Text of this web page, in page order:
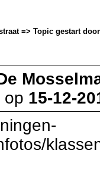
=> Topic gestart
op 15-12-